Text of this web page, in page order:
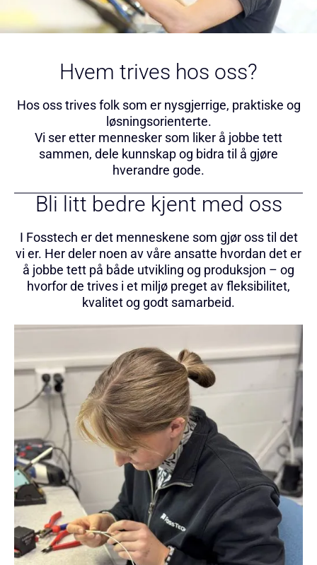
Hvem trives hos oss?
Hos oss trives folk som er nysgjerrige, praktiske og
løsningsorienterte.
Vi ser etter mennesker som liker å jobbe tett
sammen, dele kunnskap og bidra til å gjøre
hverandre gode.
Bli litt bedre kjent med oss
I Fosstech er det menneskene som gjør oss til det
vi er. Her deler noen av våre ansatte hvordan det er
å jobbe tett på både utvikling og produksjon – og
hvorfor de trives i et miljø preget av fleksibilitet,
kvalitet og godt samarbeid.